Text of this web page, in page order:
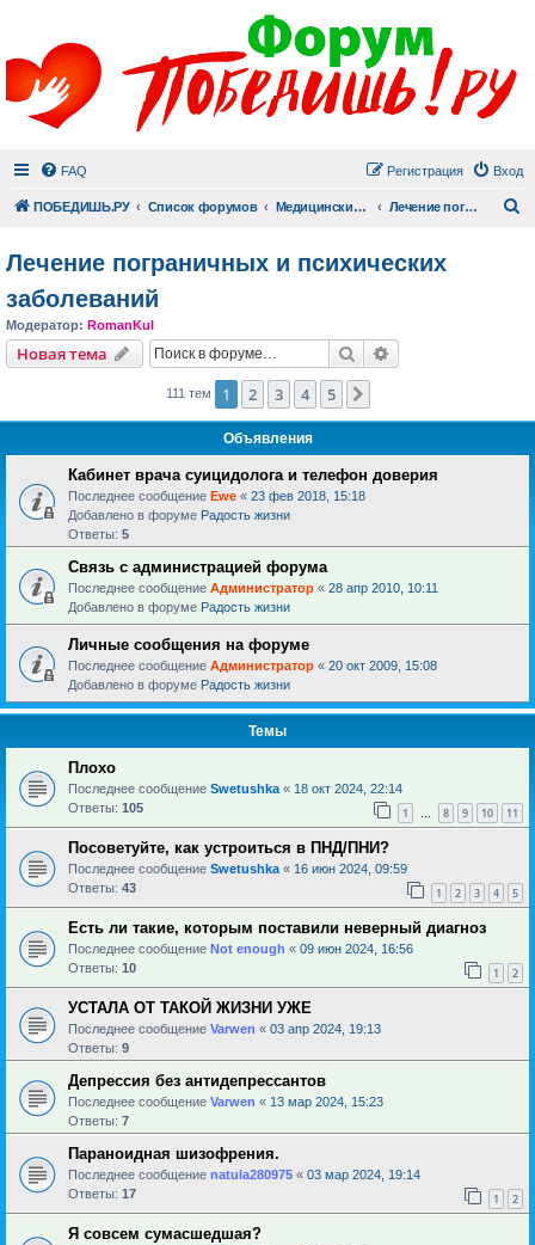
FAQ Вход
Регистрация
ПОБЕДИШЬ.РУ Список форумов Медицинский раздел Лечение пограничных и психических заболеваний
Лечение пограничных и психических
заболеваний
Модератор: RomanKul
Новая тема Поиск
111 тем 1 2 3 4 5
Объявления
Кабинет врача суицидолога и телефон доверия
Последнее сообщение Ewe « 23 фев 2018, 15:18
Добавлено в форуме Радость жизни
Ответы: 5
Связь с администрацией форума
Последнее сообщение Администратор « 28 апр 2010, 10:11
Добавлено в форуме Радость жизни
Личные сообщения на форуме
Последнее сообщение Администратор « 20 окт 2009, 15:08
Добавлено в форуме Радость жизни
Темы
Плохо
Последнее сообщение Swetushka « 18 окт 2024, 22:14
Ответы: 105 1 … 8 9 10 11
Посоветуйте, как устроиться в ПНД/ПНИ?
Последнее сообщение Swetushka « 16 июн 2024, 09:59
Ответы: 43 1 2 3 4 5
Есть ли такие, которым поставили неверный диагноз
Последнее сообщение Not enough « 09 июн 2024, 16:56
Ответы: 10 1 2
УСТАЛА ОТ ТАКОЙ ЖИЗНИ УЖЕ
Последнее сообщение Varwen « 03 апр 2024, 19:13
Ответы: 9
Депрессия без антидепрессантов
Последнее сообщение Varwen « 13 мар 2024, 15:23
Ответы: 7
Параноидная шизофрения.
Последнее сообщение natula280975 « 03 мар 2024, 19:14
Ответы: 17 1 2
Я совсем сумасшедшая?